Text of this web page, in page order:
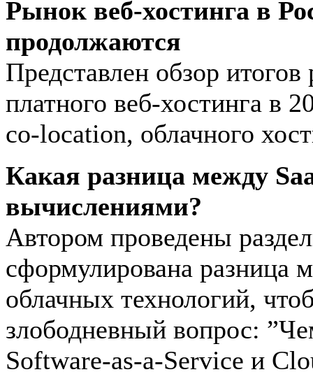
Рынок веб-хостинга в
продолжаются
Представлен обзор
платного веб-хостинга в
co-location, облачного
Какая разница между
вычислениями?
Автором проведены
сформулирована разница
облачных технологий,
злободневный вопрос:
Software-as-a-Service и